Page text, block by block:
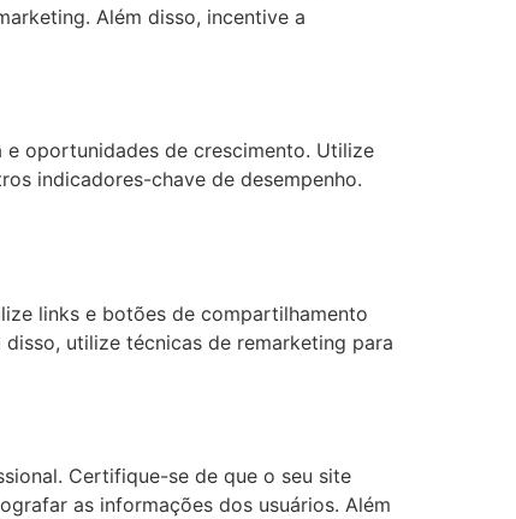
Além disso, incentive a
oportunidades de crescimento. Utilize
indicadores-chave de desempenho.
links e botões de compartilhamento
utilize técnicas de remarketing para
Certifique-se de que o seu site
as informações dos usuários. Além